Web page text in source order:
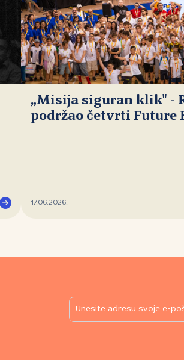
„Misija siguran klik" -
podržao četvrti Future
17.06.2026.